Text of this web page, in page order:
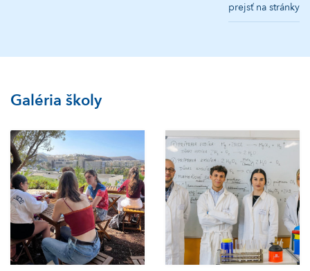
prejsť na stránky
Galéria školy